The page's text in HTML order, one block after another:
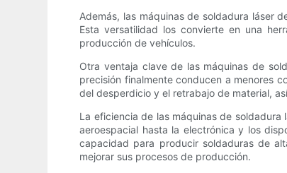
Además, las máquinas de soldadura láser
Esta versatilidad los convierte en una
producción de vehículos.
Otra ventaja clave de las máquinas de
precisión finalmente conducen a menores
del desperdicio y el retrabajo de material,
La eficiencia de las máquinas de
aeroespacial hasta la electrónica y los
capacidad para producir soldaduras de
mejorar sus procesos de producción.